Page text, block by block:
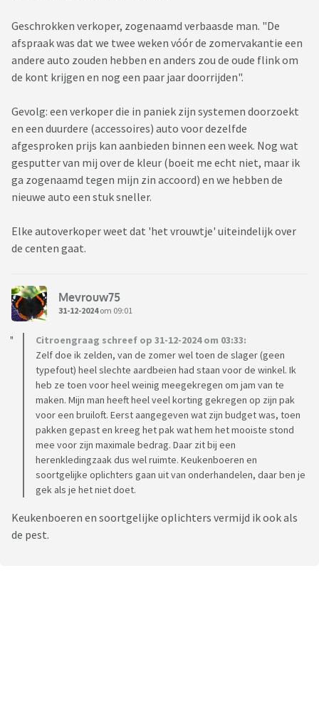
Geschrokken verkoper, zogenaamd verbaasde man. "De
afspraak was dat we twee weken vóór de zomervakantie een
andere auto zouden hebben en anders zou de oude flink om
de kont krijgen en nog een paar jaar doorrijden".
Gevolg: een verkoper die in paniek zijn systemen doorzoekt
en een duurdere (accessoires) auto voor dezelfde
afgesproken prijs kan aanbieden binnen een week. Nog wat
gesputter van mij over de kleur (boeit me echt niet, maar ik
ga zogenaamd tegen mijn zin accoord) en we hebben de
nieuwe auto een stuk sneller.
Elke autoverkoper weet dat 'het vrouwtje' uiteindelijk over
de centen gaat.
Mevrouw75
31-12-2024om 09:01
Citroengraag schreef op 31-12-2024 om 03:33:
Zelf doe ik zelden, van de zomer wel toen de slager (geen
typefout) heel slechte aardbeien had staan voor de winkel. Ik
heb ze toen voor heel weinig meegekregen om jam van te
maken. Mijn man heeft heel veel korting gekregen op zijn pak
voor een bruiloft. Eerst aangegeven wat zijn budget was, toen
pakken gepast en kreeg het pak wat hem het mooiste stond
mee voor zijn maximale bedrag. Daar zit bij een
herenkledingzaak dus wel ruimte. Keukenboeren en
soortgelijke oplichters gaan uit van onderhandelen, daar ben je
gek als je het niet doet.
Keukenboeren en soortgelijke oplichters vermijd ik ook als
de pest.